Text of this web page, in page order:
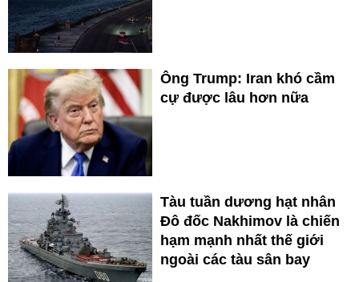
Ông Trump: Iran khó cầm
cự được lâu hơn nữa
Tàu tuần dương hạt nhân
Đô đốc Nakhimov là chiến
hạm mạnh nhất thế giới
ngoài các tàu sân bay